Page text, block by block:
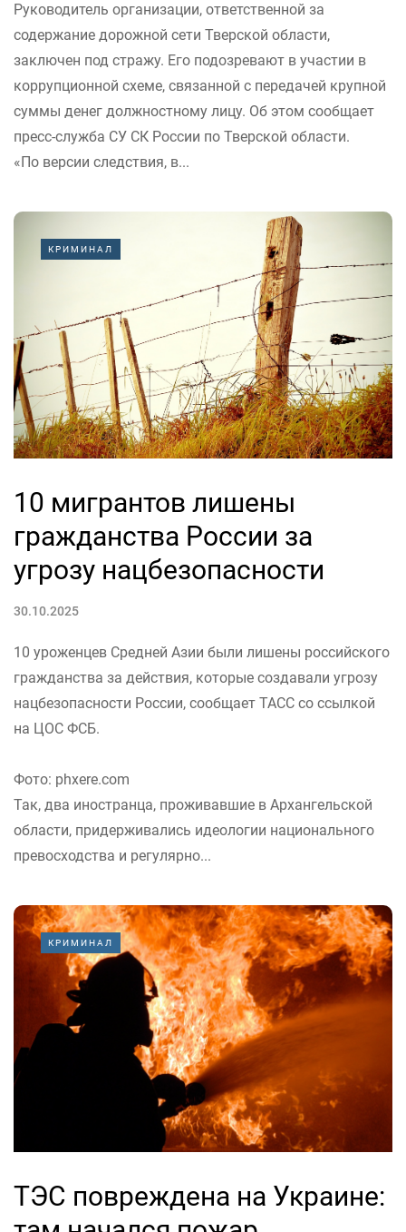
Руководитель организации, ответственной за
содержание дорожной сети Тверской области,
заключен под стражу. Его подозревают в участии в
коррупционной схеме, связанной с передачей крупной
суммы денег должностному лицу. Об этом сообщает
пресс-служба СУ СК России по Тверской области.
«По версии следствия, в...
КРИМИНАЛ
10 мигрантов лишены
гражданства России за
угрозу нацбезопасности
30.10.2025
10 уроженцев Средней Азии были лишены российского
гражданства за действия, которые создавали угрозу
нацбезопасности России, сообщает ТАСС со ссылкой
на ЦОС ФСБ.
Фото: phxere.com
Так, два иностранца, проживавшие в Архангельской
области, придерживались идеологии национального
превосходства и регулярно...
КРИМИНАЛ
ТЭС повреждена на Украине: